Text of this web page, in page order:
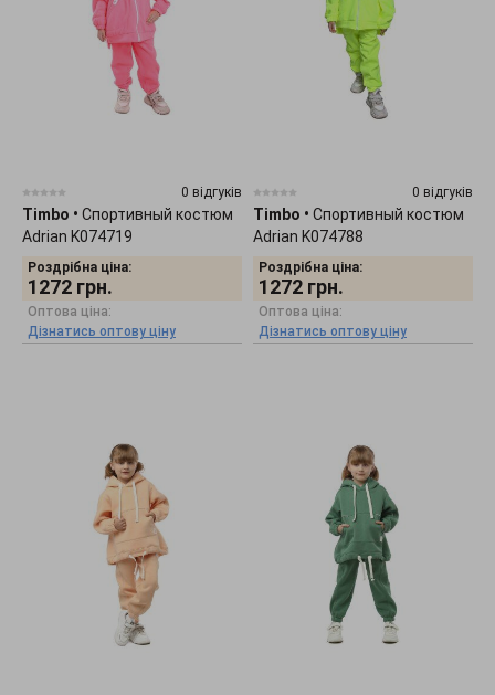
0 відгуків
Timbo • Спортивный костюм
Adrian K074719
Роздрібна ціна:
1272 грн.
Оптова ціна:
Дізнатись оптову ціну
0 відгуків
Timbo • Спортивный костюм
Adrian K074788
Роздрібна ціна:
1272 грн.
Оптова ціна:
Дізнатись оптову ціну